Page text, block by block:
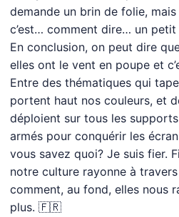
demande un brin de folie, mais
c’est… comment dire… un
En conclusion, on peut dire
elles ont le vent en poupe et
Entre des thématiques qui
portent haut nos couleurs, et
déploient sur tous les
armés pour conquérir les
vous savez quoi? Je suis fier.
notre culture rayonne à
comment, au fond, elles nous
plus. 🇫🇷